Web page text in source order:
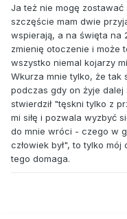
Ja też nie mogę zostawać
szczęście mam dwie
wspierają, a na święta na
zmienię otoczenie i może
wszystko niemal kojarzy
Wkurza mnie tylko, że tak
podczas gdy on żyje dalej
stwierdził "tęskni tylko z
mi siłę i pozwala wyzbyć
do mnie wróci - czego w
człowiek był", to tylko
tego domaga.